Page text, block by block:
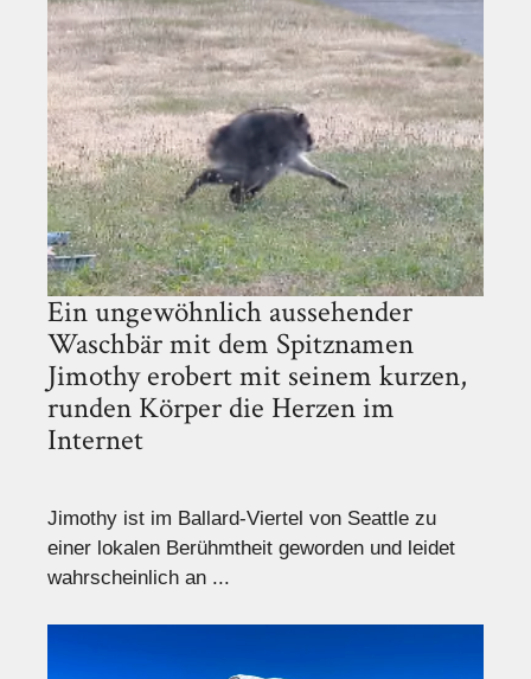
Ein ungewöhnlich aussehender
Waschbär mit dem Spitznamen
Jimothy erobert mit seinem kurzen,
runden Körper die Herzen im
Internet
Jimothy ist im Ballard-Viertel von Seattle zu
einer lokalen Berühmtheit geworden und leidet
wahrscheinlich an ...